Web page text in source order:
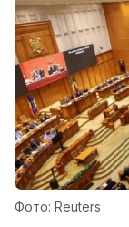
Фото: Reuters